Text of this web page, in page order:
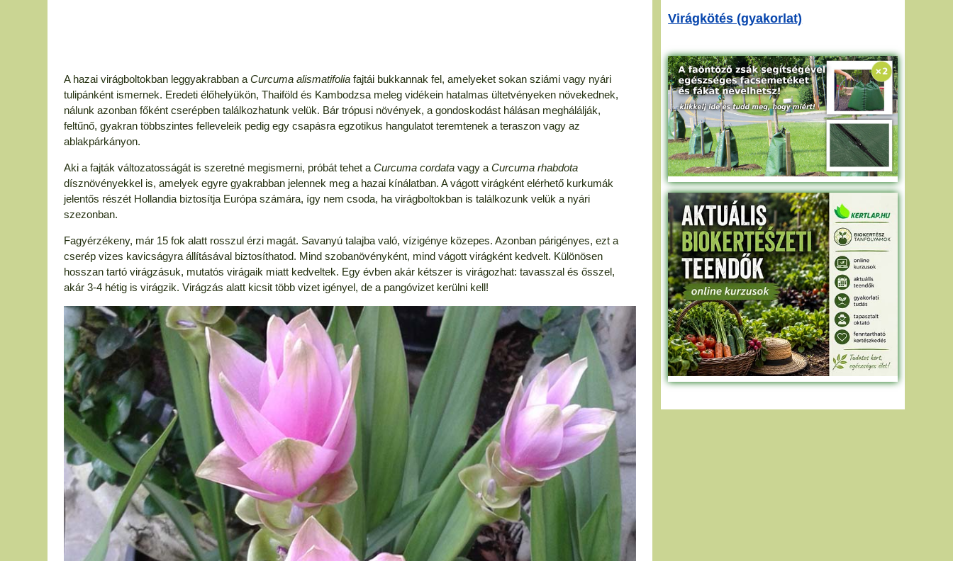
A hazai virágboltokban leggyakrabban a Curcuma alismatifoliafajtái bukkannak fel, amelyeket sokan sziámi vagy nyári
tulipánként ismernek. Eredeti élőhelyükön, Thaiföld és Kambodzsa meleg vidékein hatalmas ültetvényeken növekednek,
nálunk azonban főként cserépben találkozhatunk velük. Bár trópusi növények, a gondoskodást hálásan meghálálják,
feltűnő, gyakran többszintes felleveleik pedig egy csapásra egzotikus hangulatot teremtenek a teraszon vagy az
ablakpárkányon.
Aki a fajták változatosságát is szeretné megismerni, próbát tehet a Curcuma cordatavagy a Curcuma rhabdota
dísznövényekkel is, amelyek egyre gyakrabban jelennek meg a hazai kínálatban. A vágott virágként elérhető kurkumák
jelentős részét Hollandia biztosítja Európa számára, így nem csoda, ha virágboltokban is találkozunk velük a nyári
szezonban.
Fagyérzékeny, már 15 fok alatt rosszul érzi magát. Savanyú talajba való, vízigénye közepes. Azonban párigényes, ezt a
cserép vizes kavicságyra állításával biztosíthatod. Mind szobanövényként, mind vágott virágként kedvelt. Különösen
hosszan tartó virágzásuk, mutatós virágaik miatt kedveltek. Egy évben akár kétszer is virágozhat: tavasszal és ősszel,
akár 3-4 hétig is virágzik. Virágzás alatt kicsit több vizet igényel, de a pangóvizet kerülni kell!
Virágkötés (gyakorlat)